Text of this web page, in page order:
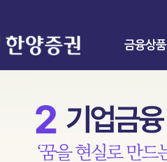
금융상품